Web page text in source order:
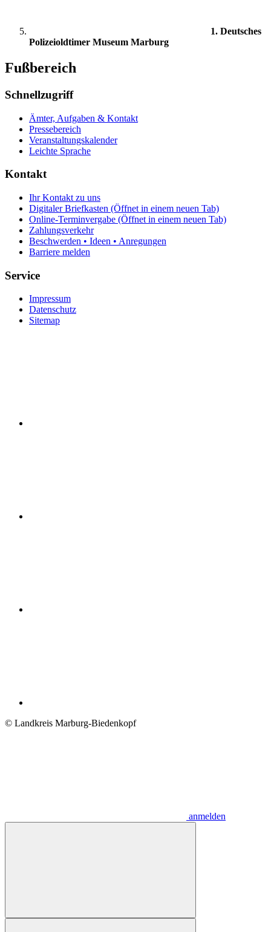
1. Deutsches
Polizeioldtimer Museum Marburg
Fußbereich
Schnellzugriff
Ämter, Aufgaben & Kontakt
Pressebereich
Veranstaltungskalender
Leichte Sprache
Kontakt
Ihr Kontakt zu uns
Digitaler Briefkasten (Öffnet in einem neuen Tab)
Online-Terminvergabe (Öffnet in einem neuen Tab)
Zahlungsverkehr
Beschwerden • Ideen • Anregungen
Barriere melden
Service
Impressum
Datenschutz
Sitemap
© Landkreis Marburg-Biedenkopf
anmelden